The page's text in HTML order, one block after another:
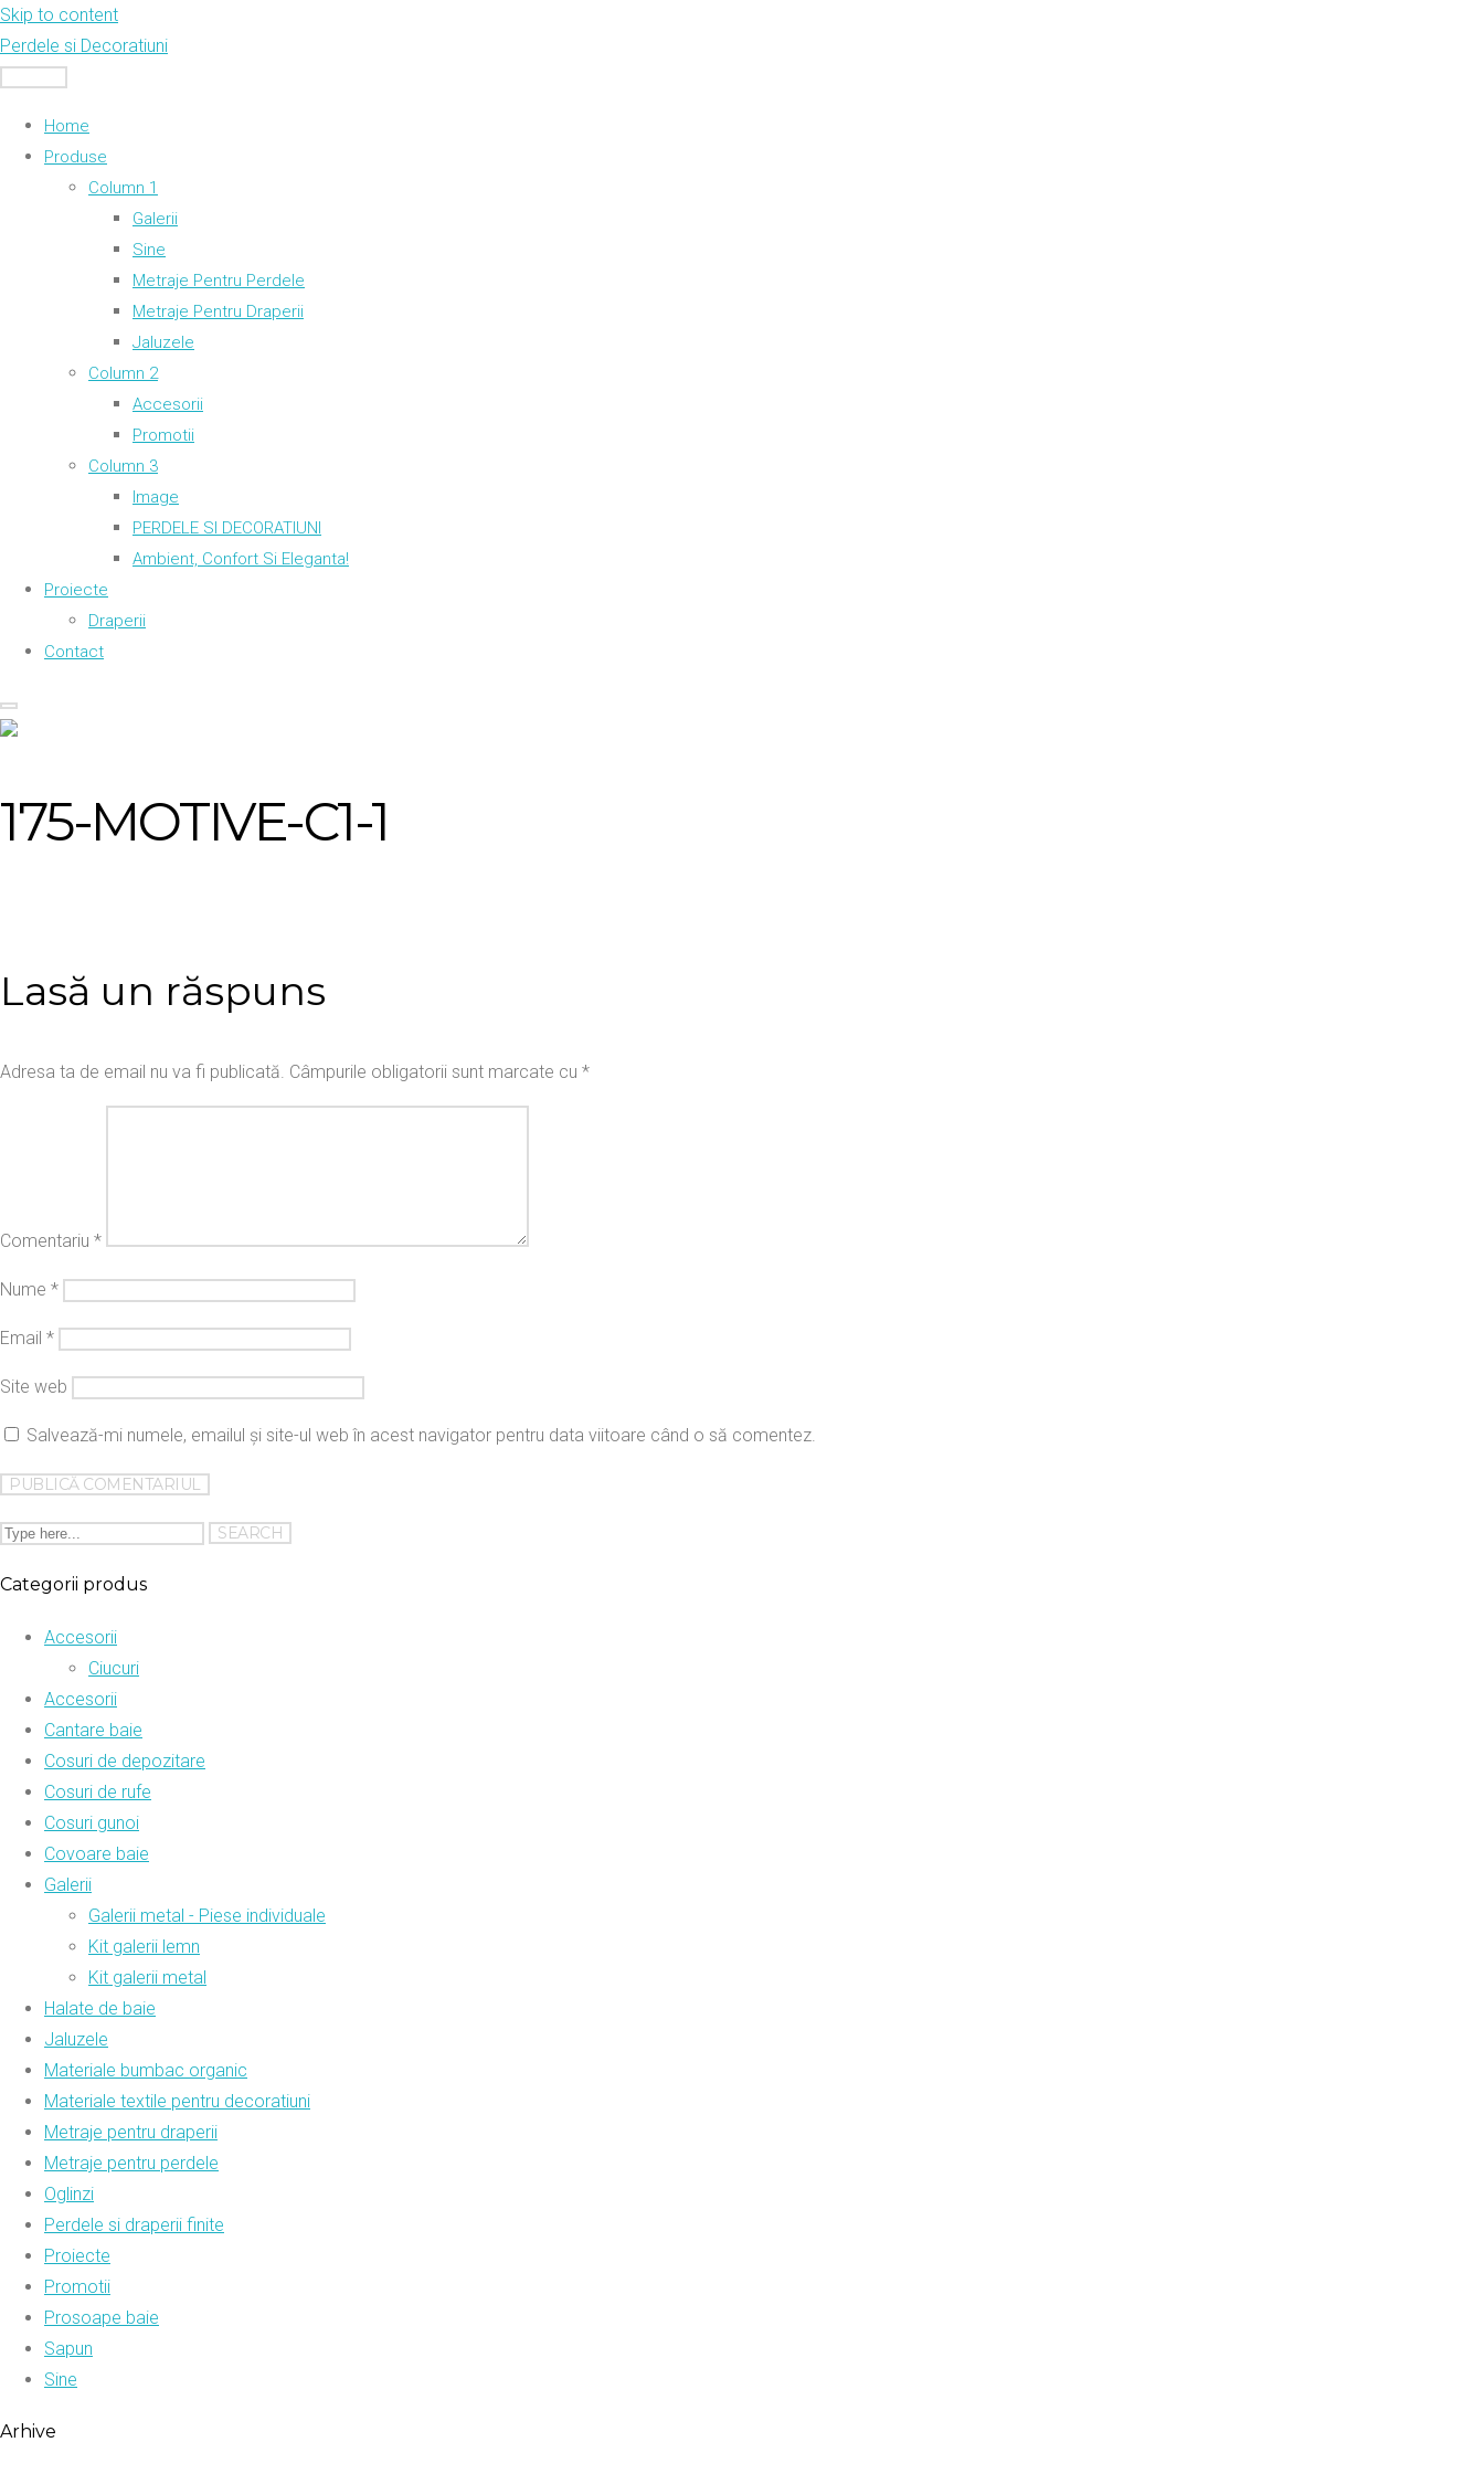
Skip to content
Perdele si Decoratiuni
Home
Produse
Column 1
Galerii
Sine
Metraje Pentru Perdele
Metraje Pentru Draperii
Jaluzele
Column 2
Accesorii
Promotii
Column 3
Image
PERDELE SI DECORATIUNI
Ambient, Confort Si Eleganta!
Proiecte
Draperii
Contact
175-MOTIVE-C1-1
Lasă un răspuns
Adresa ta de email nu va fi publicată. Câmpurile obligatorii sunt marcate cu *
Comentariu *
Nume *
Email *
Site web
Salvează-mi numele, emailul și site-ul web în acest navigator pentru data viitoare când o să comentez.
Categorii produs
Accesorii
Ciucuri
Accesorii
Cantare baie
Cosuri de depozitare
Cosuri de rufe
Cosuri gunoi
Covoare baie
Galerii
Galerii metal - Piese individuale
Kit galerii lemn
Kit galerii metal
Halate de baie
Jaluzele
Materiale bumbac organic
Materiale textile pentru decoratiuni
Metraje pentru draperii
Metraje pentru perdele
Oglinzi
Perdele si draperii finite
Proiecte
Promotii
Prosoape baie
Sapun
Sine
Arhive